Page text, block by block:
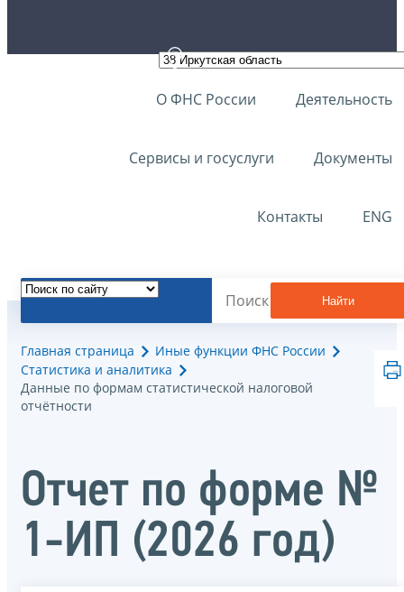
О ФНС России Деятельность
Сервисы и госуслуги Документы
Контакты ENG
Найти
Главная страница
Иные функции ФНС России
Статистика и аналитика
Данные по формам статистической налоговой
отчётности
Отчет по форме №
1-ИП (2026 год)